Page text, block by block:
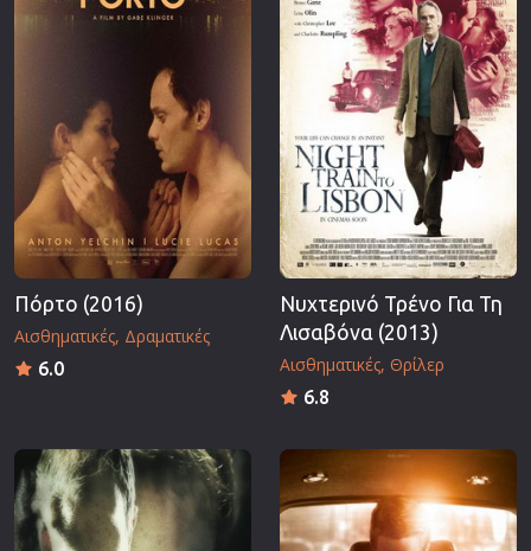
Πόρτο (2016)
Αισθηματικές Δραματικές
6.0
Νυχτερινό Τρένο Για Τη
Λισαβόνα (2013)
Αισθηματικές Θρίλερ
6.8